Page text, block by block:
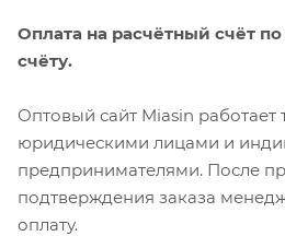
Оплата на расчётный счёт
счёту.
Оптовый сайт Miasin работает
юридическими лицами и
предпринимателями. После
подтверждения заказа
оплату.